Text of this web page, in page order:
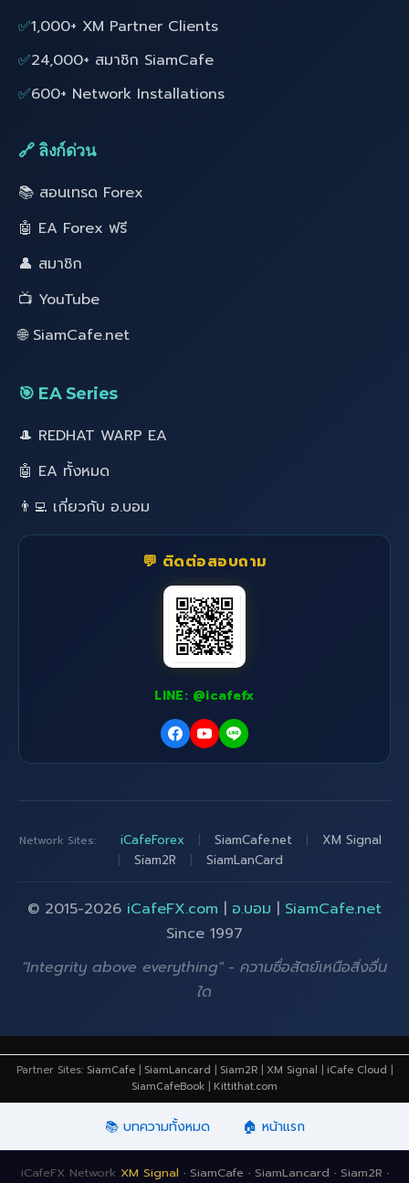
✅1,000+ XM Partner Clients
✅24,000+ สมาชิก SiamCafe
✅600+ Network Installations
🔗 ลิงก์ด่วน
📚 สอนเทรด Forex
🤖 EA Forex ฟรี
👤 สมาชิก
📺 YouTube
🌐 SiamCafe.net
🎯 EA Series
🎩 REDHAT WARP EA
🤖 EA ทั้งหมด
👨‍💻 เกี่ยวกับ อ.บอม
💬 ติดต่อสอบถาม
LINE: @icafefx
Network Sites: iCafeForex SiamCafe.net
XM Signal
Siam2R SiamLanCard
© 2015-2026 iCafeFX.com | อ.บอม | SiamCafe.net
Since 1997
"Integrity above everything" - ความซื่อสัตย์เหนือสิ่งอื่น
ใด
Partner Sites: SiamCafe | SiamLancard | Siam2R | XM Signal | iCafe Cloud |
SiamCafeBook | Kittithat.com
📚 บทความทั้งหมด 🏠 หน้าแรก
iCafeFX Network XM Signal · SiamCafe · SiamLancard · Siam2R ·